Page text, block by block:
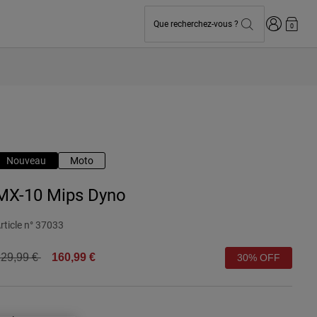
Que recherchez-vous ? Connexion
0
Nouveau Moto
10 Mips Dyno
n° 37033
reduced from
€to 160,99 € 30% OFF